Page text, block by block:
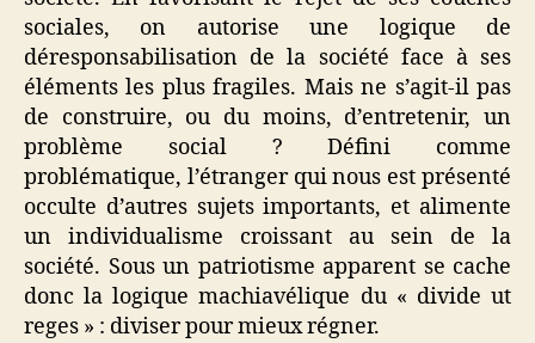
sociales, on autorise une logique de
déresponsabilisation de la société face à ses
éléments les plus fragiles. Mais ne s’agit-il pas
de construire, ou du moins, d’entretenir, un
problème social ? Défini comme
problématique, l’étranger qui nous est présenté
occulte d’autres sujets importants, et alimente
un individualisme croissant au sein de la
société. Sous un patriotisme apparent se cache
donc la logique machiavélique du « divide ut
reges » : diviser pour mieux régner.